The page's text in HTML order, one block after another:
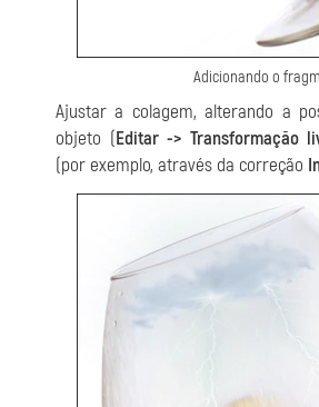
Adicionando o
Ajustar a colagem, alterando a
objeto (Editar -> Transformação
(por exemplo, através da correção